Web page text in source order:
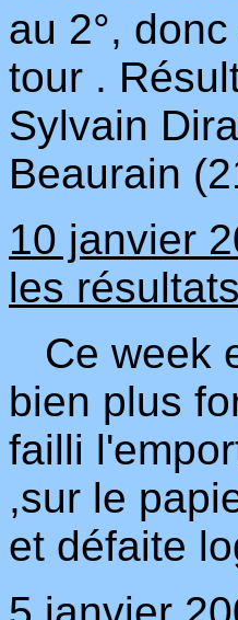
au 2°,
tour .
Sylvain
Beaurain
10 janvier
les résultats
Ce week
bien plus
failli
,sur le
et défaite